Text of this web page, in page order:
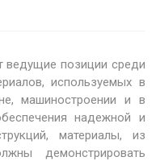
ведущие позиции среди
используемых в
машиностроении и в
надежной и
материалы, из
демонстрировать